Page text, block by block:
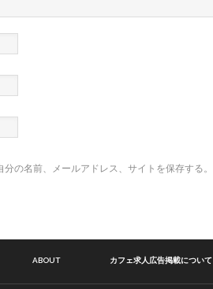
の名前、メールアドレス、サイトを保存する。
ABOUT カフェ求人広告掲載について